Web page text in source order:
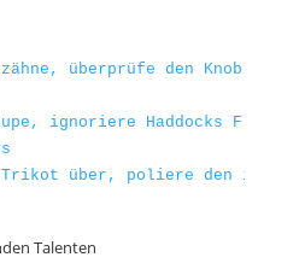
überprüfe den
ignoriere Haddocks
Trikot über, poliere den
Talenten